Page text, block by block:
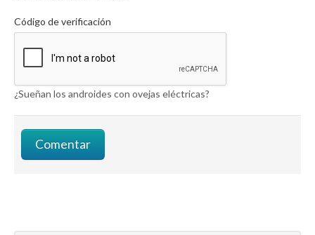
Código de verificación
¿Sueñan los androides con ovejas eléctricas?